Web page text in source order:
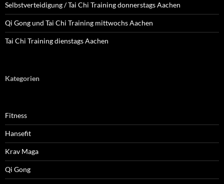
Selbstverteidigung / Tai Chi Training donnerstags Aachen
Qi Gong und Tai Chi Training mittwochs Aachen
Tai Chi Training dienstags Aachen
Kategorien
Fitness
Hansefit
Krav Maga
Qi Gong